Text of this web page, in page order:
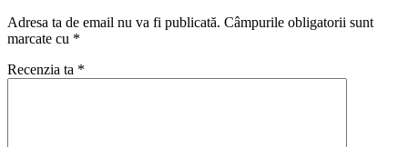
Adresa ta de email nu va fi publicată. Câmpurile obligatorii sunt
marcate cu *
Recenzia ta *